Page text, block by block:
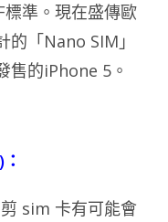
準。現在盛傳歐
「Nano SIM」
售的iPhone 5。
sim 卡有可能會